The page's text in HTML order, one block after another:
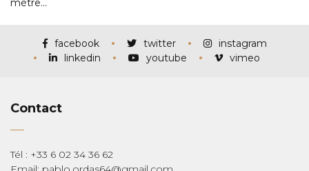
mètre…
facebook twitter
instagram
linkedin
youtube vimeo
Contact
Tél : +33 6 02 34 36 62